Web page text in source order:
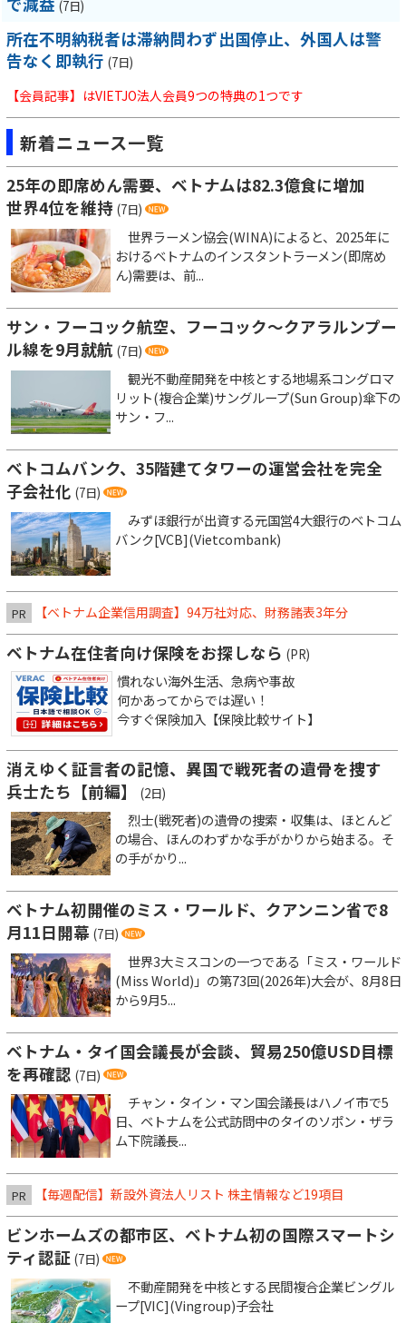
(7日)
所在不明納税者は滞納問わず出国停止、外国人は警
告なく即執行 (7日)
【会員記事】はVIETJO法人会員9つの特典の1つです
新着ニュース一覧
25年の即席めん需要、ベトナムは82.3億食に増加
世界4位を維持 (7日)
世界ラーメン協会(WINA)によると、2025年に
おけるベトナムのインスタントラーメン(即席め
ん)需要は、前...
サン・フーコック航空、フーコック～クアラルンプー
ル線を9月就航 (7日)
観光不動産開発を中核とする地場系コングロマ
リット(複合企業)サングループ(Sun Group)傘下の
サン・フ...
ベトコムバンク、35階建てタワーの運営会社を完全
子会社化 (7日)
みずほ銀行が出資する元国営4大銀行のベトコム
バンク[VCB](Vietcombank)
PR 【ベトナム企業信用調査】94万社対応、財務諸表3年分
ベトナム在住者向け保険をお探しなら (PR)
慣れない海外生活、急病や事故
何かあってからでは遅い！
今すぐ保険加入【保険比較サイト】
消えゆく証言者の記憶、異国で戦死者の遺骨を捜す
兵士たち【前編】
(2日)
烈士(戦死者)の遺骨の捜索・収集は、ほとんど
の場合、ほんのわずかな手がかりから始まる。そ
の手がかり...
ベトナム初開催のミス・ワールド、クアンニン省で8
月11日開幕 (7日)
世界3大ミスコンの一つである「ミス・ワールド
(Miss World)」の第73回(2026年)大会が、8月8日
から9月5...
ベトナム・タイ国会議長が会談、貿易250億USD目標
を再確認 (7日)
チャン・タイン・マン国会議長はハノイ市で5
日、ベトナムを公式訪問中のタイのソポン・ザラ
ム下院議長...
PR 【毎週配信】新設外資法人リスト 株主情報など19項目
ビンホームズの都市区、ベトナム初の国際スマートシ
ティ認証 (7日)
不動産開発を中核とする民間複合企業ビングル
ープ[VIC](Vingroup)子会社